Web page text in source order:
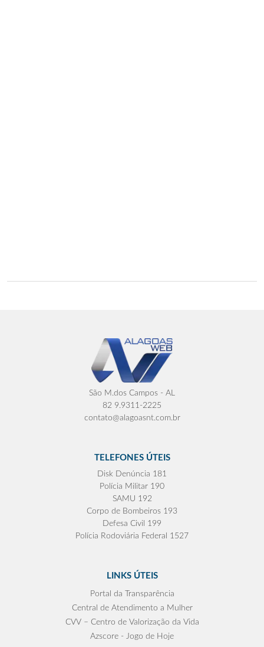
São M.dos Campos - AL
82 9.9311-2225
contato@alagoasnt.com.br
TELEFONES ÚTEIS
Disk Denúncia 181
Polícia Militar 190
SAMU 192
Corpo de Bombeiros 193
Defesa Civil 199
Polícia Rodoviária Federal 1527
LINKS ÚTEIS
Portal da Transparência
Central de Atendimento a Mulher
CVV – Centro de Valorização da Vida
Azscore - Jogo de Hoje